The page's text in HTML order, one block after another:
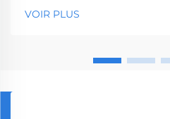
intelligentes en matière
VOIR PLUS